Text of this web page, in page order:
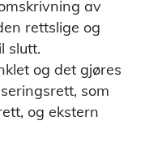
av
rettslige og
slutt.
og det gjøres
som
og ekstern